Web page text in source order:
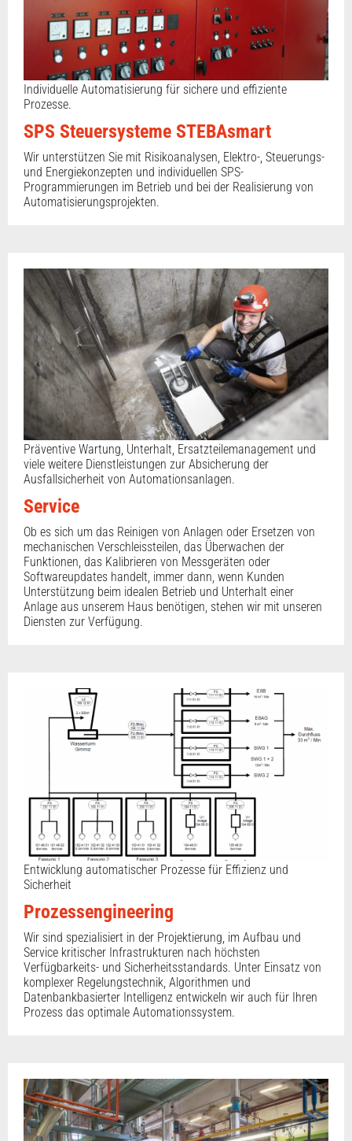
Individuelle Automatisierung für sichere und effiziente
Prozesse.
SPS Steuersysteme STEBAsmart
Wir unterstützen Sie mit Risikoanalysen, Elektro-, Steuerungs-
und Energiekonzepten und individuellen SPS-
Programmierungen im Betrieb und bei der Realisierung von
Automatisierungsprojekten.
Präventive Wartung, Unterhalt, Ersatzteilemanagement und
viele weitere Dienstleistungen zur Absicherung der
Ausfallsicherheit von Automationsanlagen.
Service
Ob es sich um das Reinigen von Anlagen oder Ersetzen von
mechanischen Verschleissteilen, das Überwachen der
Funktionen, das Kalibrieren von Messgeräten oder
Softwareupdates handelt, immer dann, wenn Kunden
Unterstützung beim idealen Betrieb und Unterhalt einer
Anlage aus unserem Haus benötigen, stehen wir mit unseren
Diensten zur Verfügung.
Entwicklung automatischer Prozesse für Effizienz und
Sicherheit
Prozessengineering
Wir sind spezialisiert in der Projektierung, im Aufbau und
Service kritischer Infrastrukturen nach höchsten
Verfügbarkeits- und Sicherheitsstandards. Unter Einsatz von
komplexer Regelungstechnik, Algorithmen und
Datenbankbasierter Intelligenz entwickeln wir auch für Ihren
Prozess das optimale Automationssystem.